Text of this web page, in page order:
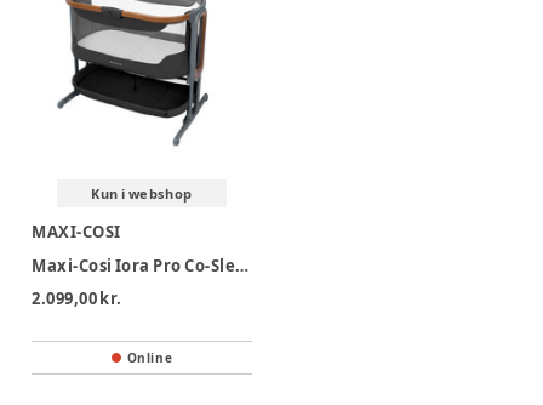
Kun i webshop
MAXI-COSI
Maxi-Cosi Iora Pro Co-Sleeper Vugga - Elegance Graphite
2.099,00 kr.
Online